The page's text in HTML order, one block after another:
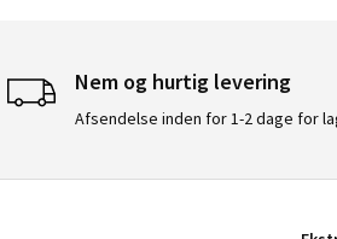
Nem og hurtig levering
Afsendelse inden for 1-2 dage for